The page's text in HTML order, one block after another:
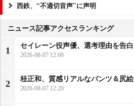
西鉄、“不適切音声”に声明
ニュース記事アクセスランキング
1
セイレーン役声優、選考理由を告白
2026-08-07 12:00
2
桂正和、質感リアルなパンツ＆尻絵
2026-08-07 12:20